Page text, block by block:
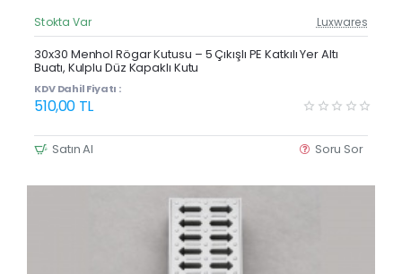
Güncel Fiyat
Yeni Ürün
Stokta Var Luxwares
30x30 Menhol Rögar Kutusu – 5 Çıkışlı PE Katkılı Yer Altı
Buatı, Kulplu Düz Kapaklı Kutu
KDV Dahil Fiyatı :
510,00 TL
Satın Al Soru Sor